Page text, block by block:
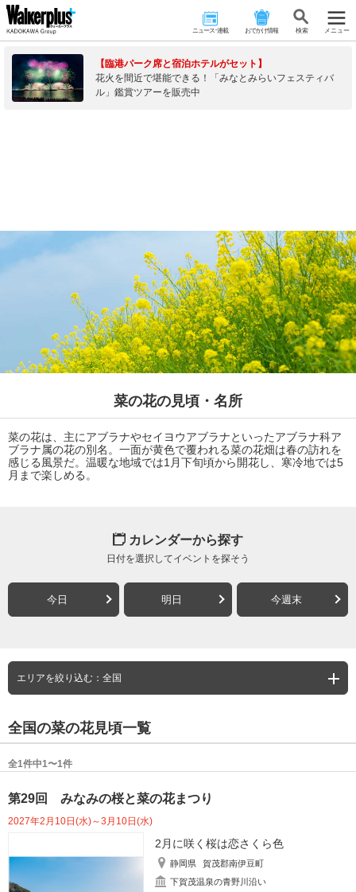
ニュース･連載 おでかけ情報 検 索 メニュー
【臨港パーク席と宿泊ホテルがセット】
花火を間近で堪能できる！「みなとみらいフェスティバ
ル」鑑賞ツアーを販売中
菜の花の見頃・名所
菜の花は、主にアブラナやセイヨウアブラナといったアブラナ科ア
ブラナ属の花の別名。一面が黄色で覆われる菜の花畑は春の訪れを
感じる風景だ。温暖な地域では1月下旬頃から開花し、寒冷地では5
月まで楽しめる。
カレンダーから探す
日付を選択してイベントを探そう
今日 明日 今週末
エリアを絞り込む：全国
全国の菜の花見頃一覧
全1件中1〜1件
第29回 みなみの桜と菜の花まつり
2027年2月10日(水)～3月10日(水)
2月に咲く桜は恋さくら色
静岡県
賀茂郡南伊豆町
下賀茂温泉の青野川沿い